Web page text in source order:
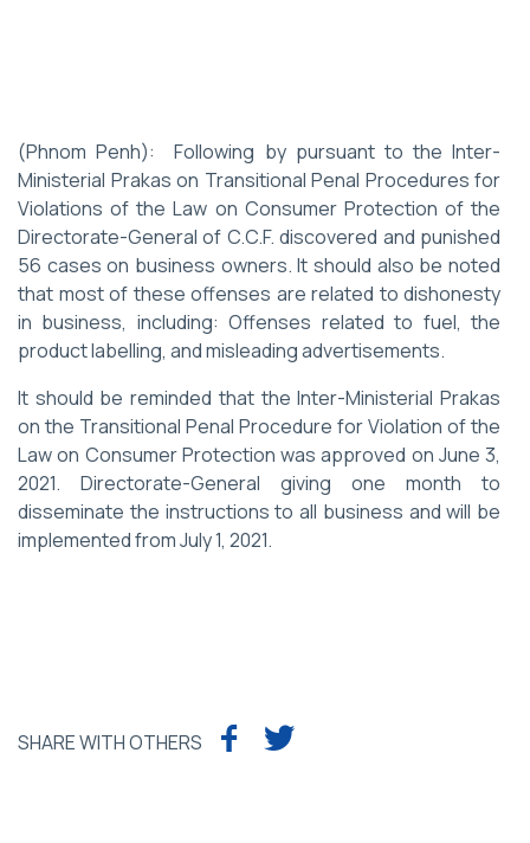
(Phnom Penh): Following by pursuant to the Inter-
Ministerial Prakas on Transitional Penal Procedures for
Violations of the Law on Consumer Protection of the
Directorate-General of C.C.F. discovered and punished
56 cases on business owners. It should also be noted
that most of these offenses are related to dishonesty
in business, including: Offenses related to fuel, the
product labelling, and misleading advertisements.
It should be reminded that the Inter-Ministerial Prakas
on the Transitional Penal Procedure for Violation of the
Law on Consumer Protection was approved on June 3,
2021. Directorate-General giving one month to
disseminate the instructions to all business and will be
implemented from July 1, 2021.
SHARE WITH OTHERS